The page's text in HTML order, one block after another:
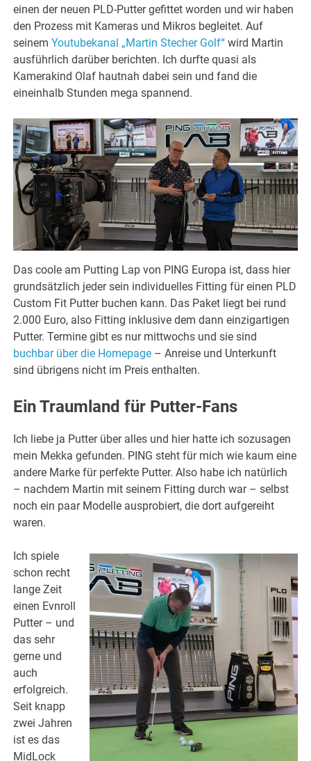
einen der neuen PLD-Putter gefittet worden und wir haben
den Prozess mit Kameras und Mikros begleitet. Auf
seinemYoutubekanal „Martin Stecher Golf“ wird Martin
ausführlich darüber berichten. Ich durfte quasi als
Kamerakind Olaf hautnah dabei sein und fand die
eineinhalb Stunden mega spannend.
Das coole am Putting Lap von PING Europa ist, dass hier
grundsätzlich jeder sein individuelles Fitting für einen PLD
Custom Fit Putter buchen kann. Das Paket liegt bei rund
2.000 Euro, also Fitting inklusive dem dann einzigartigen
Putter. Termine gibt es nur mittwochs und sie sind
buchbar über die Homepage – Anreise und Unterkunft
sind übrigens nicht im Preis enthalten.
Ein Traumland für Putter-Fans
Ich liebe ja Putter über alles und hier hatte ich sozusagen
mein Mekka gefunden. PING steht für mich wie kaum eine
andere Marke für perfekte Putter. Also habe ich natürlich
– nachdem Martin mit seinem Fitting durch war – selbst
noch ein paar Modelle ausprobiert, die dort aufgereiht
waren.
Ich spiele
schon recht
lange Zeit
einen Evnroll
Putter – und
das sehr
gerne und
auch
erfolgreich.
Seit knapp
zwei Jahren
ist es das
MidLock